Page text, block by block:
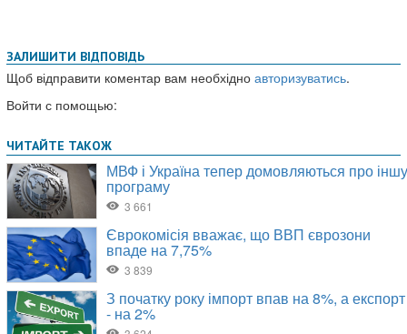
ЗАЛИШИТИ ВІДПОВІДЬ
Щоб відправити коментар вам необхідно авторизуватись.
Войти с помощью: